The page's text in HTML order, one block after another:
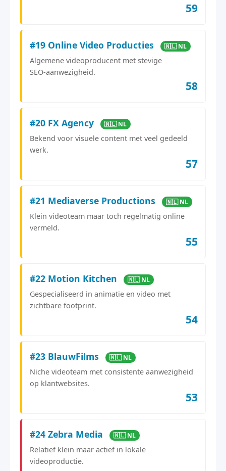
59
#19 Online Video Producties 🇳🇱 NL
Algemene videoproducent met stevige
SEO‑aanwezigheid.
58
#20 FX Agency 🇳🇱 NL
Bekend voor visuele content met veel gedeeld
werk.
57
#21 Mediaverse Productions 🇳🇱 NL
Klein videoteam maar toch regelmatig online
vermeld.
55
#22 Motion Kitchen 🇳🇱 NL
Gespecialiseerd in animatie en video met
zichtbare footprint.
54
#23 BlauwFilms 🇳🇱 NL
Niche videoteam met consistente aanwezigheid
op klantwebsites.
53
#24 Zebra Media 🇳🇱 NL
Relatief klein maar actief in lokale
videoproductie.